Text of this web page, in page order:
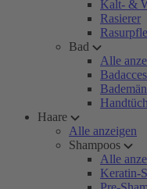
Kalt- &
Rasierer
Bad
Alle
Haare
Alle anzeigen
Shampoos
Alle
Keratin-